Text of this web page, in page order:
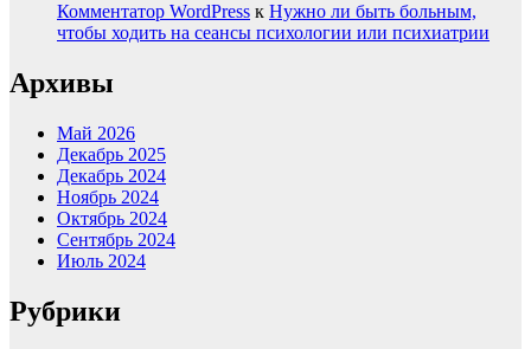
Комментатор WordPress к Нужно ли быть больным,
чтобы ходить на сеансы психологии или психиатрии
Архивы
Май 2026
Декабрь 2025
Декабрь 2024
Ноябрь 2024
Октябрь 2024
Сентябрь 2024
Июль 2024
Рубрики